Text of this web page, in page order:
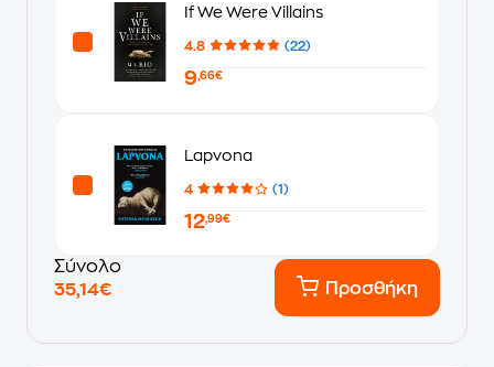
If We Were Villains
4.8 (22)
9,66€
Lapvona
4 (1)
12,99€
Σύνολο
35,14€
Προσθήκη